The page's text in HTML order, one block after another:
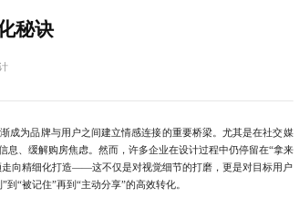
秘诀
成为品牌与用户之间建立情感连接的重要桥梁。尤其是在社交媒
、缓解购房焦虑。然而，许多企业在设计过程中仍停留在“拿来
走向精细化打造——这不仅是对视觉细节的打磨，更是对目标用户
“被记住”再到“主动分享”的高效转化。